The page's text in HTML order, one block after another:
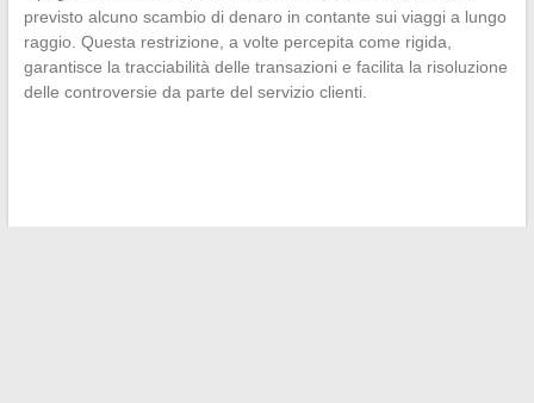
previsto alcuno scambio di denaro in contante sui viaggi a lungo
raggio. Questa restrizione, a volte percepita come rigida,
garantisce la tracciabilità delle transazioni e facilita la risoluzione
delle controversie da parte del servizio clienti.